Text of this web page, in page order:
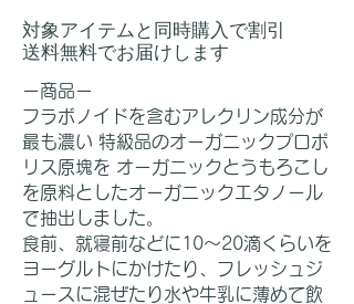
対象アイテムと同時購入で割引
送料無料でお届けします
ー商品ー
フラボノイドを含むアレクリン成分が
最も濃い 特級品のオーガニックプロポ
リス原塊を オーガニックとうもろこし
を原料としたオーガニックエタノール
で抽出しました。
食前、就寝前などに10～20滴くらいを
ヨーグルトにかけたり、フレッシュジ
ュースに混ぜたり水や牛乳に薄めて飲